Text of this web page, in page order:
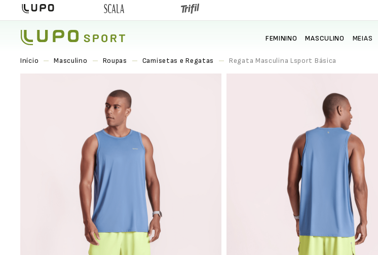
FEMININO MASCULINO MEIAS
Masculino Roupas Camisetas e Regatas Regata Masculina Lsport Básica